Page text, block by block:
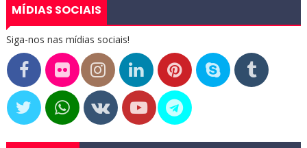
MÍDIAS SOCIAIS
Siga-nos nas mídias sociais!